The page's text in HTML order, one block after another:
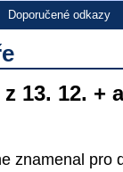
z 13. 12. +
znamenal pro
Doporučené odkazy